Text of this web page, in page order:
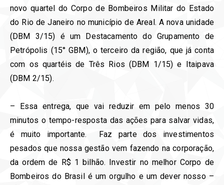
novo quartel do Corpo de Bombeiros Militar do Estado
do Rio de Janeiro no município de Areal. A nova unidade
(DBM 3/15) é um Destacamento do Grupamento de
Petrópolis (15° GBM), o terceiro da região, que já conta
com os quartéis de Três Rios (DBM 1/15) e Itaipava
(DBM 2/15).
– Essa entrega, que vai reduzir em pelo menos 30
minutos o tempo-resposta das ações para salvar vidas,
é muito importante. Faz parte dos investimentos
pesados que nossa gestão vem fazendo na corporação,
da ordem de R$ 1 bilhão. Investir no melhor Corpo de
Bombeiros do Brasil é um orgulho e um dever nosso –